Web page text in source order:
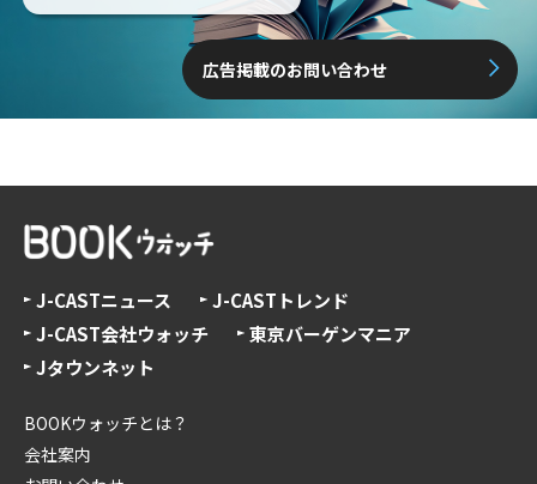
広告掲載のお問い合わせ
J-CASTニュース
J-CASTトレンド
J-CAST会社ウォッチ
東京バーゲンマニア
Jタウンネット
BOOKウォッチとは？
会社案内